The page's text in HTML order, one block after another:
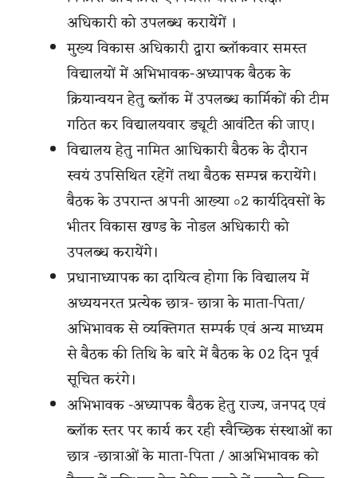
अधिकारी को उपलब्ध करायेंगें ।
मुख्य विकास अधिकारी द्वारा ब्लॉकवार समस्त
विद्यालयों में अभिभावक-अध्यापक बैठक के
क्रियान्वयन हेतु ब्लॉक में उपलब्ध कार्मिकों की टीम
गठित कर विद्यालयवार ड्यूटी आवंटिेत की जाए।
विद्यालय हेतु नामित आधिकारी बैठक के दौरान
स्वयं उपसिथित रहेंगें तथा बैठक सम्पन्न करायेंगे।
बैठक के उपरान्त अपनी आख्या ০2 कार्यदिवसों के
भीतर विकास खण्ड के नोडल अधिकारी को
उपलब्ध करायेंगे।
प्रधानाध्यापक का दायित्व होगा कि विद्यालय में
अध्ययनरत प्रत्येक छात्र- छात्रा के माता-पिता/
अभिभावक से व्यक्तिगत सम्पर्क एवं अन्य माध्यम
से बैठक की तिथि के बारे में बैठक के 02 दिन पूर्व
सूचित करंगे।
अभिभावक -अध्यापक बैठक हेतु राज्य, जनपद एवं
ब्लॉक स्तर पर कार्य कर रही स्वैच्छिक संस्थाओं का
छात्र -छात्राओं के माता-पिता / आअभिभावक को